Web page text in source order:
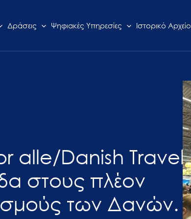
Δράσεις Ψηφιακές Υπηρεσίες Ιστορικό Αρχείο
alle/Danish Travel
στους πλέον
των Δανών.